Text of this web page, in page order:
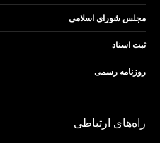
مجلس شورای اسلامی
ثبت اسناد
روزنامه رسمی
راه‌های ارتباطی